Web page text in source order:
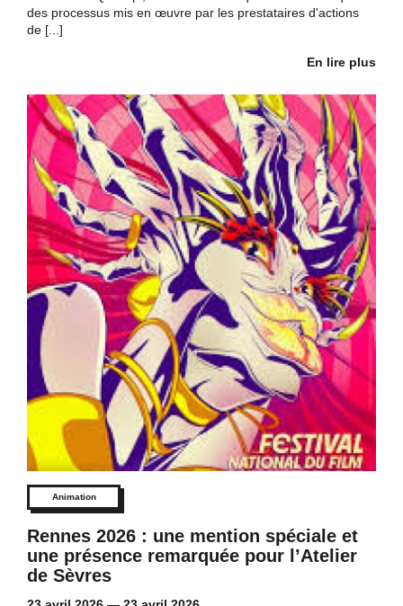
des processus mis en œuvre par les prestataires d'actions
de [...]
En lire plus
Animation
Rennes 2026 : une mention spéciale et
une présence remarquée pour l’Atelier
de Sèvres